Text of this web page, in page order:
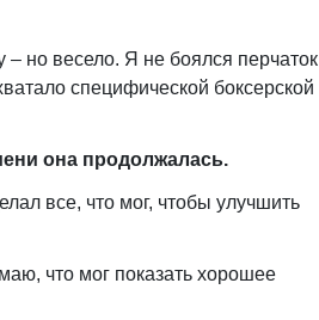
– но весело. Я не боялся перчаток
специфической боксерской
она продолжалась.
все, что мог, чтобы улучшить
что мог показать хорошее